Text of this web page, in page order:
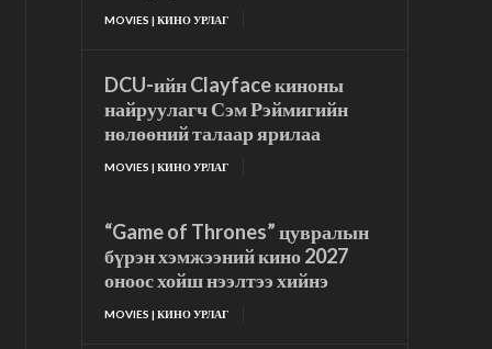
MOVIES | КИНО УРЛАГ
DCU-ийн Clayface киноны
найруулагч Сэм Рэймигийн
нөлөөний талаар ярилаа
MOVIES | КИНО УРЛАГ
“Game of Thrones” цувралын
бүрэн хэмжээний кино 2027
оноос хойш нээлтээ хийнэ
MOVIES | КИНО УРЛАГ